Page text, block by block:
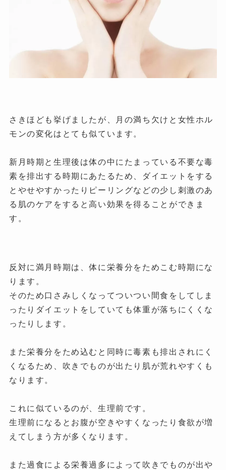
さきほども挙げましたが、月の満ち欠けと女性ホル
モンの変化はとても似ています。
新月時期と生理後は体の中にたまっている不要な毒
素を排出する時期にあたるため、ダイエットをする
とやせやすかったりピーリングなどの少し刺激のあ
る肌のケアをすると高い効果を得ることができま
す。
反対に満月時期は、体に栄養分をためこむ時期にな
ります。
そのため口さみしくなってついつい間食をしてしま
ったりダイエットをしていても体重が落ちにくくな
ったりします。
また栄養分をため込むと同時に毒素も排出されにく
くなるため、吹きでものが出たり肌が荒れやすくも
なります。
これに似ているのが、生理前です。
生理前になるとお腹が空きやすくなったり食欲が増
えてしまう方が多くなります。
また過食による栄養過多によって吹きでものが出や